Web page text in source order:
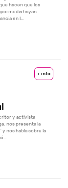
hacen que los
hayan
en l...
+ info
y activista
nos presenta la
y nos habla sobre la